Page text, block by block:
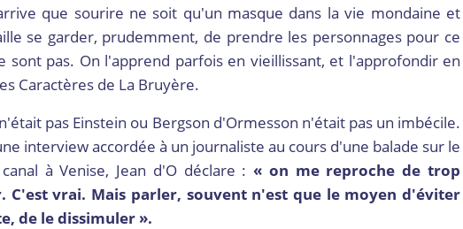
que sourire ne soit qu'un masque dans la vie mondaine et
se garder, prudemment, de prendre les personnages pour ce
sont pas. On l'apprend parfois en vieillissant, et l'approfondir en
Caractères de La Bruyère.
pas Einstein ou Bergson d'Ormesson n'était pas un imbécile.
interview accordée à un journaliste au cours d'une balade sur le
à Venise, Jean d'O déclare : « on me reproche de trop
C'est vrai. Mais parler, souvent n'est que le moyen d'éviter
de le dissimuler ».